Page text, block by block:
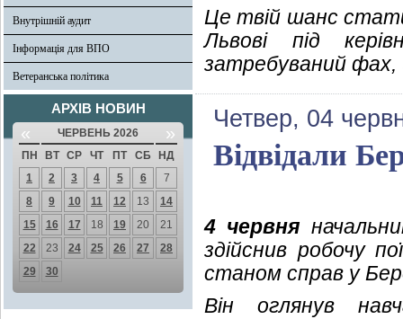
Внутрішній аудит
Інформація для ВПО
Ветеранська політика
АРХІВ НОВИН
« ЧЕРВЕНЬ 2026 »
ПН ВТ СР ЧТ ПТ СБ
НД
1
2 3 4 5 6
7
8
9 10 11 12 13
14
15
16 17 18 19 20
21
22
23 24 25 26 27
28
29
30
Це твій шанс
Львові під
затребуваний фах,
Четвер, 04
Відвідали
4 червня
здійснив робочу
станом справ у
Він оглянув